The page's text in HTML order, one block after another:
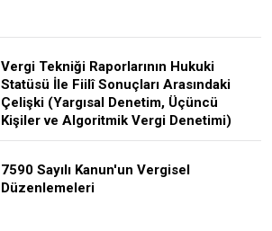
Vergi Tekniği Raporlarının Hukuki
Statüsü İle Fiilî Sonuçları Arasındaki
Çelişki (Yargısal Denetim, Üçüncü
Kişiler ve Algoritmik Vergi Denetimi)
7590 Sayılı Kanun'un Vergisel
Düzenlemeleri